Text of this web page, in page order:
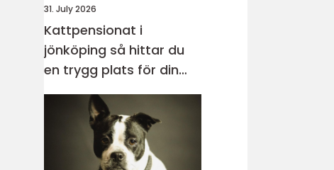
31. July 2026
Kattpensionat i
jönköping så hittar du
en trygg plats för din
katt